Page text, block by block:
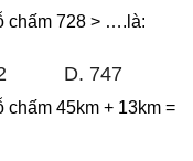
chấm 728 > ….là:
D. 747
chấm 45km + 13km =